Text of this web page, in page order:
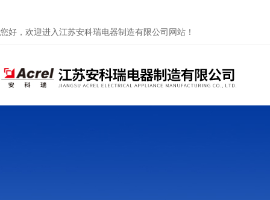
您好，欢迎进入江苏安科瑞电器制造有限公司网站！